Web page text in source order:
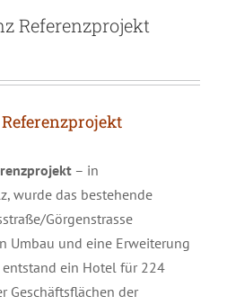
Referenzprojekt
– in
wurde das bestehende
Görgenstrasse
Umbau und eine Erweiterung
entstand ein Hotel für 224
Geschäftsflächen der